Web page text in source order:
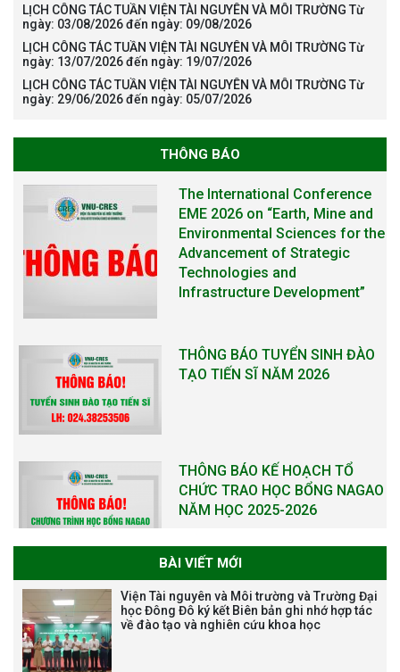
LỊCH CÔNG TÁC TUẦN VIỆN TÀI NGUYÊN VÀ MÔI TRƯỜNG Từ
ngày: 03/08/2026 đến ngày: 09/08/2026
LỊCH CÔNG TÁC TUẦN VIỆN TÀI NGUYÊN VÀ MÔI TRƯỜNG Từ
ngày: 13/07/2026 đến ngày: 19/07/2026
LỊCH CÔNG TÁC TUẦN VIỆN TÀI NGUYÊN VÀ MÔI TRƯỜNG Từ
ngày: 29/06/2026 đến ngày: 05/07/2026
THÔNG BÁO
The International Conference
EME 2026 on “Earth, Mine and
Environmental Sciences for the
Advancement of Strategic
Technologies and
Infrastructure Development”
THÔNG BÁO TUYỂN SINH ĐÀO
TẠO TIẾN SĨ NĂM 2026
THÔNG BÁO KẾ HOẠCH TỔ
CHỨC TRAO HỌC BỔNG NAGAO
NĂM HỌC 2025-2026
THƯ CẢM ƠN LỄ KỶ NIỆM 40
NĂM XÂY DỰNG VÀ PHÁT TRIỂN
VIỆN (1985-2025) VÀ ĐÓN
BÀI VIẾT MỚI
Viện Tài nguyên và Môi trường và Trường Đại
học Đông Đô ký kết Biên bản ghi nhớ hợp tác
về đào tạo và nghiên cứu khoa học